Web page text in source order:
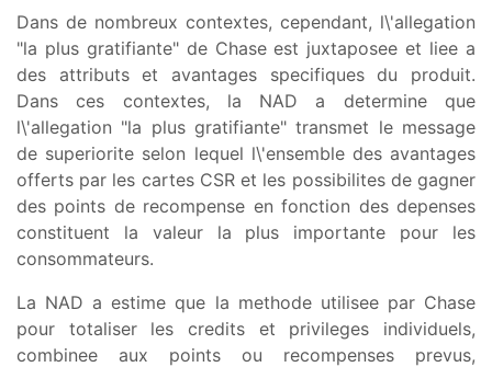
Dans de nombreux contextes, cependant, l\'allegation
"la plus gratifiante" de Chase est juxtaposee et liee a
des attributs et avantages specifiques du produit.
Dans ces contextes, la NAD a determine que
l\'allegation "la plus gratifiante" transmet le message
de superiorite selon lequel l\'ensemble des avantages
offerts par les cartes CSR et les possibilites de gagner
des points de recompense en fonction des depenses
constituent la valeur la plus importante pour les
consommateurs.
La NAD a estime que la methode utilisee par Chase
pour totaliser les credits et privileges individuels,
combinee aux points ou recompenses prevus,